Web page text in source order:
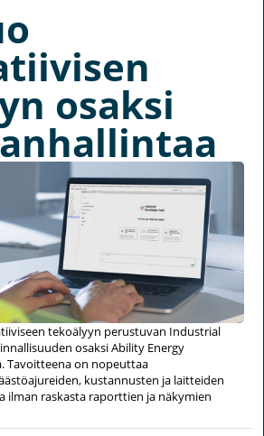
osaksi
tekoälyyn perustuvan Industrial
osaksi Ability Energy
Tavoitteena on nopeuttaa
kustannusten ja laitteiden
ilman raskasta raporttien ja näkymien